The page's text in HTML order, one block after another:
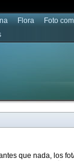
Flora Foto
que nada, los